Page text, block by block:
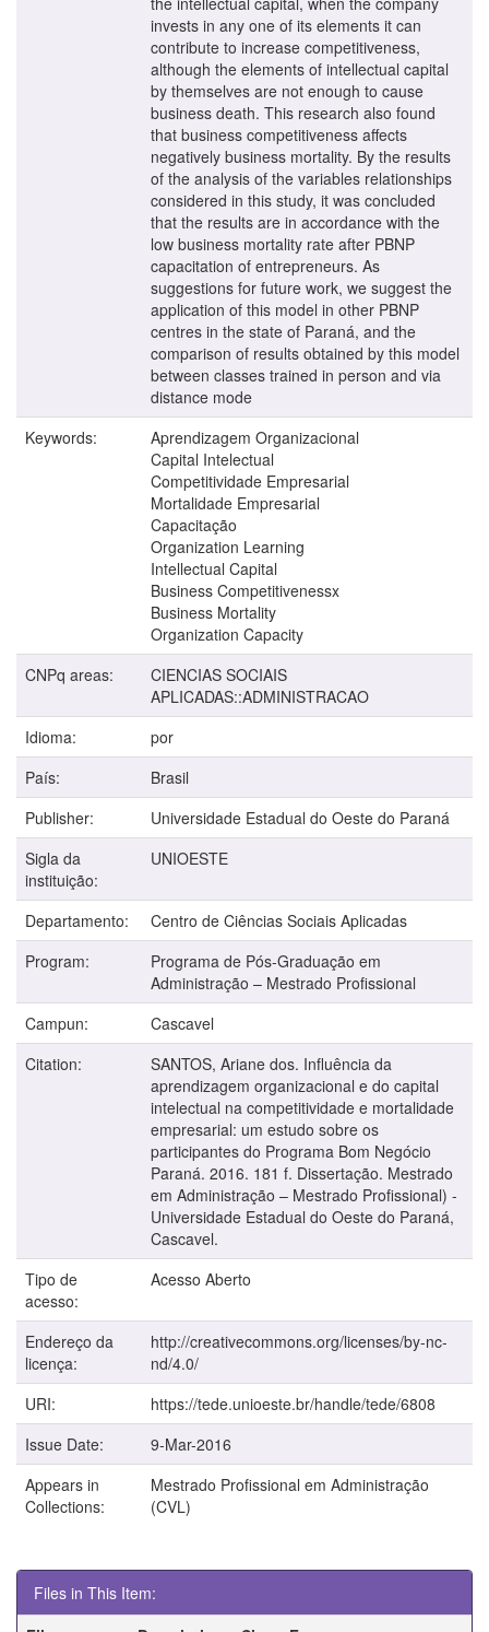
invests in any one of its elements it can
contribute to increase competitiveness,
although the elements of intellectual capital
by themselves are not enough to cause
business death. This research also found
that business competitiveness affects
negatively business mortality. By the results
of the analysis of the variables relationships
considered in this study, it was concluded
that the results are in accordance with the
low business mortality rate after PBNP
capacitation of entrepreneurs. As
suggestions for future work, we suggest the
application of this model in other PBNP
centres in the state of Paraná, and the
comparison of results obtained by this model
between classes trained in person and via
distance mode
Keywords:
Aprendizagem Organizacional
Capital Intelectual
Competitividade Empresarial
Mortalidade Empresarial
Capacitação
Organization Learning
Intellectual Capital
Business Competitivenessx
Business Mortality
Organization Capacity
CNPq areas:
CIENCIAS SOCIAIS
APLICADAS::ADMINISTRACAO
Idioma:
por
País:
Brasil
Publisher:
Universidade Estadual do Oeste do Paraná
Sigla da
instituição:
UNIOESTE
Departamento:
Centro de Ciências Sociais Aplicadas
Program:
Programa de Pós-Graduação em
Administração – Mestrado Profissional
Campun:
Cascavel
Citation:
SANTOS, Ariane dos. Influência da
aprendizagem organizacional e do capital
intelectual na competitividade e mortalidade
empresarial: um estudo sobre os
participantes do Programa Bom Negócio
Paraná. 2016. 181 f. Dissertação. Mestrado
em Administração – Mestrado Profissional) -
Universidade Estadual do Oeste do Paraná,
Cascavel.
Tipo de
acesso:
Acesso Aberto
Endereço da
licença:
http://creativecommons.org/licenses/by-nc-
nd/4.0/
URI:
https://tede.unioeste.br/handle/tede/6808
Issue Date:
9-Mar-2016
Appears in
Collections:
Mestrado Profissional em Administração
(CVL)
Files in This Item: